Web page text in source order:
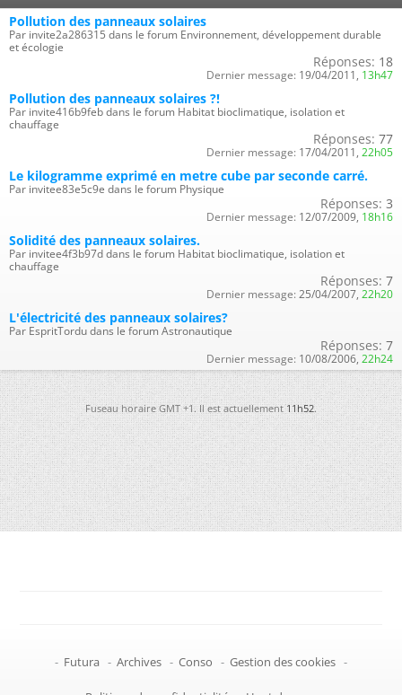
Pollution des panneaux solaires
Par invite2a286315 dans le forum Environnement, développement durable
et écologie
Réponses: 18
Dernier message: 19/04/2011, 13h47
Pollution des panneaux solaires ?!
Par invite416b9feb dans le forum Habitat bioclimatique, isolation et
chauffage
Réponses: 77
Dernier message: 17/04/2011, 22h05
Le kilogramme exprimé en metre cube par seconde carré.
Par invitee83e5c9e dans le forum Physique
Réponses: 3
Dernier message: 12/07/2009, 18h16
Solidité des panneaux solaires.
Par invitee4f3b97d dans le forum Habitat bioclimatique, isolation et
chauffage
Réponses: 7
Dernier message: 25/04/2007, 22h20
L'électricité des panneaux solaires?
Par EspritTordu dans le forum Astronautique
Réponses: 7
Dernier message: 10/08/2006, 22h24
Fuseau horaire GMT +1. Il est actuellement11h52.
- Futura - Archives - Conso - Gestion des cookies -